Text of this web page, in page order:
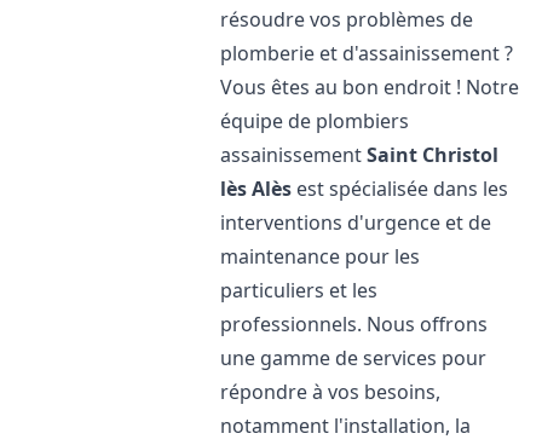
résoudre vos problèmes de
plomberie et d'assainissement ?
Vous êtes au bon endroit ! Notre
équipe de plombiers
assainissementSaint Christol
lès Alès est spécialisée dans les
interventions d'urgence et de
maintenance pour les
particuliers et les
professionnels. Nous offrons
une gamme de services pour
répondre à vos besoins,
notamment l'installation, la